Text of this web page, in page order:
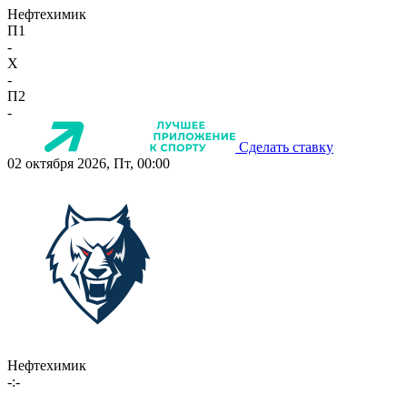
Нефтехимик
П1
-
X
-
П2
-
Сделать ставку
02 октября 2026, Пт, 00:00
Нефтехимик
-:-